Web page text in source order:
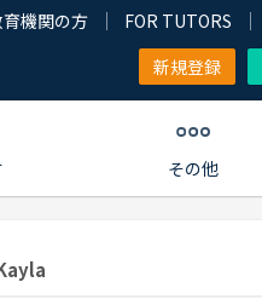
機関の方 FOR TUTORS
新規登録
その他